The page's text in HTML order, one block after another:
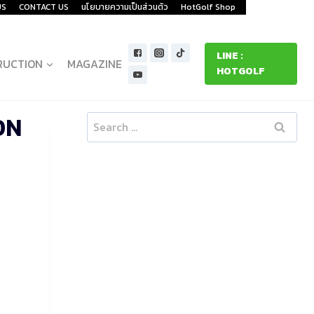
CONTACT US นโยบายความเป็นส่วนตัว HotGolf Shop
MAGAZINE
LINE :
HOTGOLF
Search
for: